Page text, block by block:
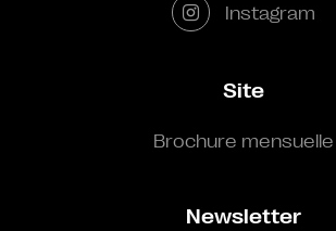
Instagram
Site
Brochure mensuelle
Newsletter